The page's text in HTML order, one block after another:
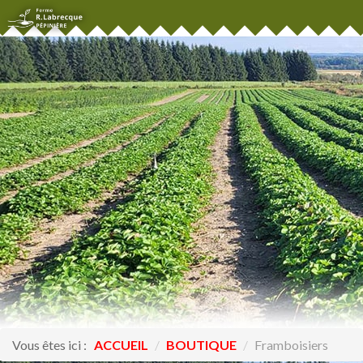
Vous êtes ici : ACCUEIL / BOUTIQUE / Framboisiers